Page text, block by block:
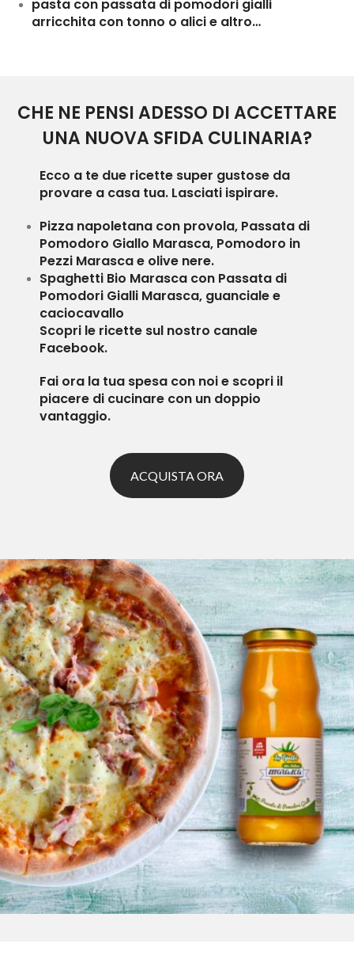
pasta con passata di pomodori gialli
arricchita con tonno o alici e altro…
CHE NE PENSI ADESSO DI ACCETTARE
UNA NUOVA SFIDA CULINARIA?
Ecco a te due ricette super gustose da
provare a casa tua. Lasciati ispirare.
Pizza napoletana con provola, Passata di
Pomodoro Giallo Marasca, Pomodoro in
Pezzi Marasca e olive nere.
Spaghetti Bio Marasca con Passata di
Pomodori Gialli Marasca, guanciale e
caciocavallo
Scopri le ricette sul nostro canale
Facebook.
Fai ora la tua spesa con noi e scopri il
piacere di cucinare con un doppio
vantaggio.
ACQUISTA ORA